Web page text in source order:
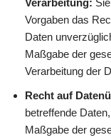
Verarbeitung:
Vorgaben das
Daten
Maßgabe der
Verarbeitung der
Recht auf
betreffende
Maßgabe der